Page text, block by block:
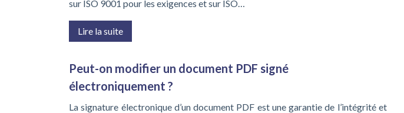
sur ISO 9001 pour les exigences et sur ISO…
Lire la suite
Peut-on modifier un document PDF signé
électroniquement ?
La signature électronique d’un document PDF est une garantie de l’intégrité et